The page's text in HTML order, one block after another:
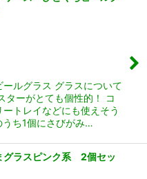
ルグラス グラスについて
ターがとても個性的！ コ
トレイなどにも使えそう
ち1個にさびがみ…
ラスピンク系 2個セッ